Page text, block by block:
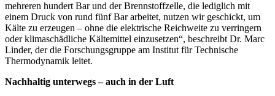
mehreren hundert Bar und der Brennstoffzelle, die lediglich mit
einem Druck von rund fünf Bar arbeitet, nutzen wir geschickt, um
Kälte zu erzeugen – ohne die elektrische Reichweite zu verringern
oder klimaschädliche Kältemittel einzusetzen“, beschreibt Dr. Marc
Linder, der die Forschungsgruppe am Institut für Technische
Thermodynamik leitet.
Nachhaltig unterwegs – auch in der Luft